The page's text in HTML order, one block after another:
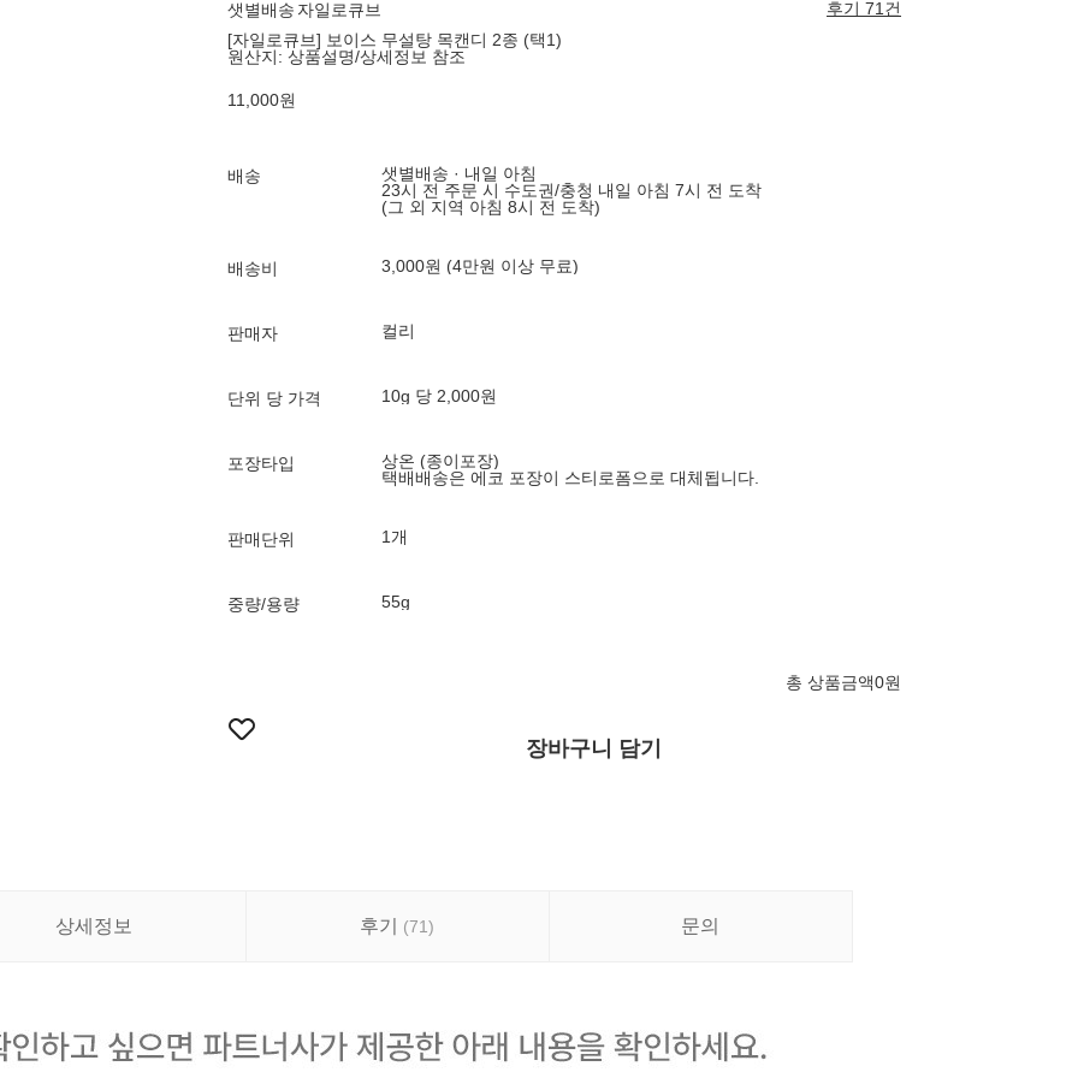
샛별배송 자일로큐브
후기 71건
[자일로큐브] 보이스 무설탕 목캔디 2종 (택1)
원산지: 상품설명/상세정보 참조
11,000원
배송
샛별배송 · 내일 아침
23시 전 주문 시 수도권/충청 내일 아침 7시 전 도착
(그 외 지역 아침 8시 전 도착)
배송비 3,000원 (4만원 이상 무료)
판매자 컬리
단위 당 가격 10g 당 2,000원
포장타입
상온 (종이포장)
택배배송은 에코 포장이 스티로폼으로 대체됩니다.
판매단위 1개
중량/용량 55g
총 상품금액0원
장바구니 담기
상세정보 후기 (71) 문의